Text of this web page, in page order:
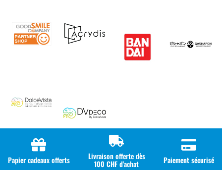
Papier cadeaux offerts Livraison offerte dès
100 CHF d'achat Paiement sécurisé